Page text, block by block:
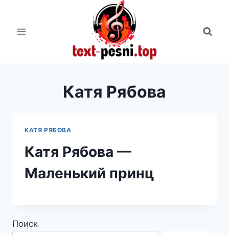
содержимому
Катя Рябова
КАТЯ РЯБОВА
Катя Рябова —
Маленький принц
Поиск